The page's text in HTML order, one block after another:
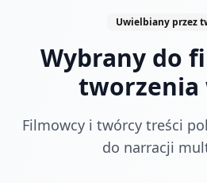
Uwielbiany przez
Wybrany do
tworzenia
Filmowcy i twórcy treści
do narracji